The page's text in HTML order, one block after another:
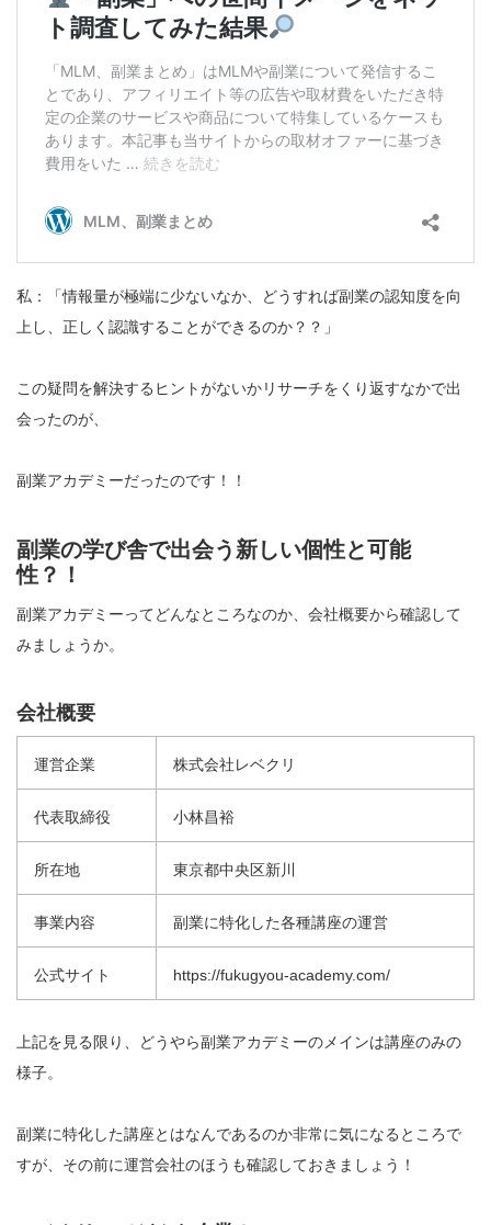
私：「情報量が極端に少ないなか、どうすれば副業の認知度を向
上し、正しく認識することができるのか？？」
この疑問を解決するヒントがないかリサーチをくり返すなかで出
会ったのが、
副業アカデミーだったのです！！
副業の学び舎で出会う新しい個性と可能
性？！
副業アカデミーってどんなところなのか、会社概要から確認して
みましょうか。
会社概要
運営企業 株式会社レベクリ
代表取締役 小林昌裕
所在地 東京都中央区新川
事業内容 副業に特化した各種講座の運営
公式サイト https://fukugyou-academy.com/
上記を見る限り、どうやら副業アカデミーのメインは講座のみの
様子。
副業に特化した講座とはなんであるのか非常に気になるところで
すが、その前に運営会社のほうも確認しておきましょう！